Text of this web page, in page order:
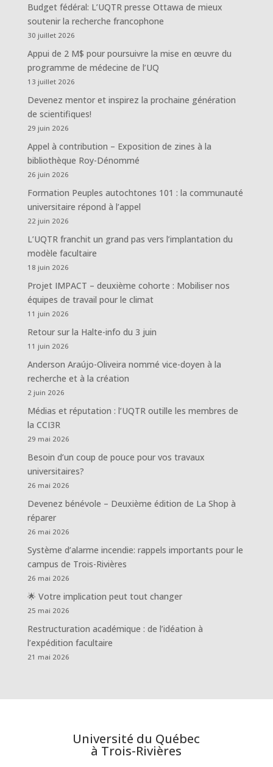
Budget fédéral: L’UQTR presse Ottawa de mieux
soutenir la recherche francophone
30 juillet 2026
Appui de 2 M$ pour poursuivre la mise en œuvre du
programme de médecine de l’UQ
13 juillet 2026
Devenez mentor et inspirez la prochaine génération
de scientifiques!
29 juin 2026
Appel à contribution – Exposition de zines à la
bibliothèque Roy-Dénommé
26 juin 2026
Formation Peuples autochtones 101 : la communauté
universitaire répond à l’appel
22 juin 2026
L’UQTR franchit un grand pas vers l’implantation du
modèle facultaire
18 juin 2026
Projet IMPACT – deuxième cohorte : Mobiliser nos
équipes de travail pour le climat
11 juin 2026
Retour sur la Halte-info du 3 juin
11 juin 2026
Anderson Araújo-Oliveira nommé vice-doyen à la
recherche et à la création
2 juin 2026
Médias et réputation : l’UQTR outille les membres de
la CCI3R
29 mai 2026
Besoin d’un coup de pouce pour vos travaux
universitaires?
26 mai 2026
Devenez bénévole – Deuxième édition de La Shop à
réparer
26 mai 2026
Système d’alarme incendie: rappels importants pour le
campus de Trois-Rivières
26 mai 2026
🌟 Votre implication peut tout changer
25 mai 2026
Restructuration académique : de l’idéation à
l’expédition facultaire
21 mai 2026
Université du Québec
à Trois-Rivières